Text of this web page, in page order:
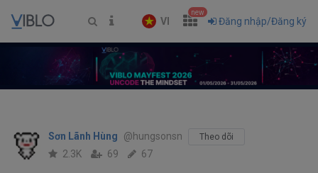
VI
new
Đăng nhập/Đăng ký
Sơn Lãnh Hùng @hungsonsn Theo dõi
2.3K 69 67